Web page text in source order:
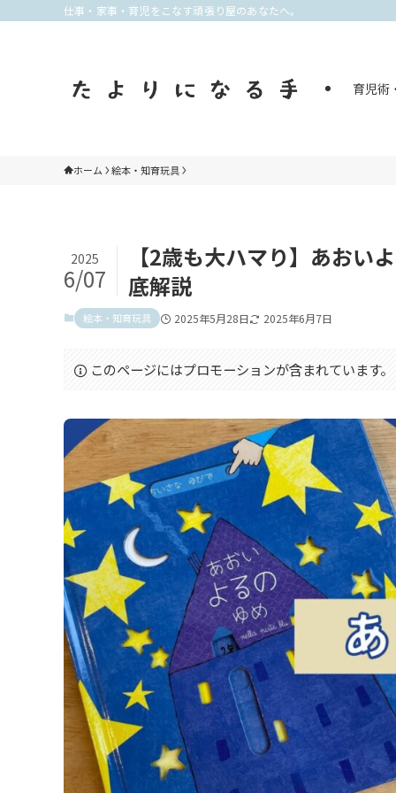
仕事・家事・育児をこなす頑張り屋のあなたへ。
育児術
ホーム 絵本・知育玩具
【2歳も大ハマり】あおい
底解説
2025
6/07
絵本・知育玩具 2025年5月28日 2025年6月7日
このページにはプロモーションが含まれています。